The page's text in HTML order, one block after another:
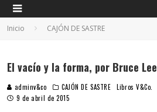
Inicio CAJÓN DE SASTRE
El vacío y la forma, por Bruce Lee
adminv&co CAJÓN DE SASTRE Libros V&Co.
9 de abril de 2015